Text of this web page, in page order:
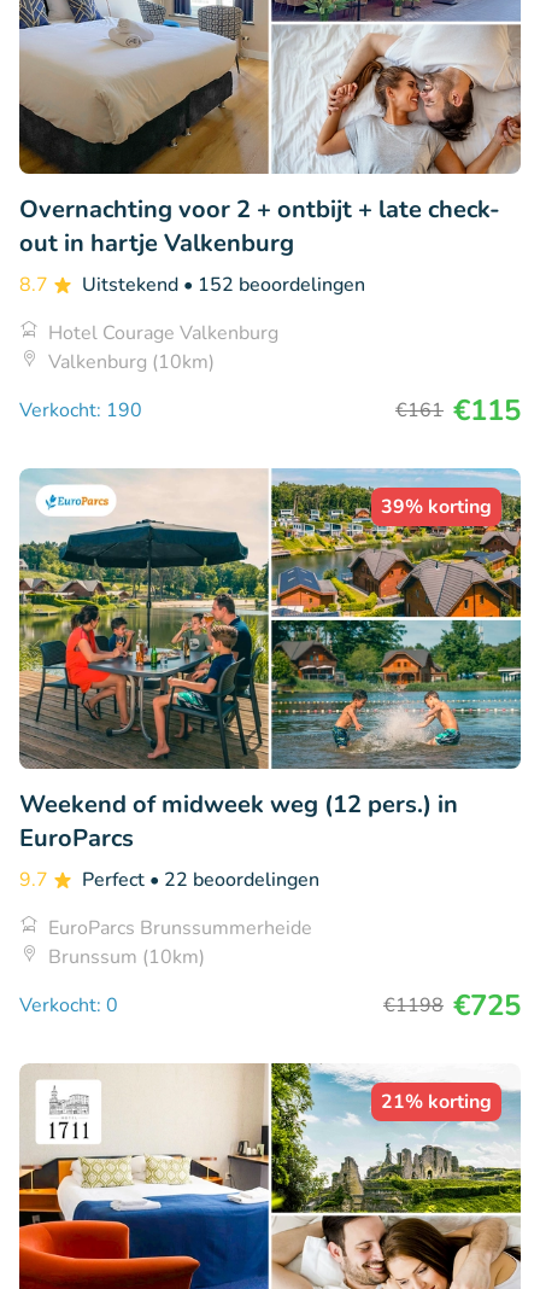
Overnachting voor 2 + ontbijt + late check-
out in hartje Valkenburg
8.7 Uitstekend • 152 beoordelingen
Hotel Courage Valkenburg
Valkenburg (10km)
Verkocht: 190
€161 €115
39% korting
Weekend of midweek weg (12 pers.) in
EuroParcs
9.7 Perfect • 22 beoordelingen
EuroParcs Brunssummerheide
Brunssum (10km)
Verkocht: 0
€1198 €725
21% korting